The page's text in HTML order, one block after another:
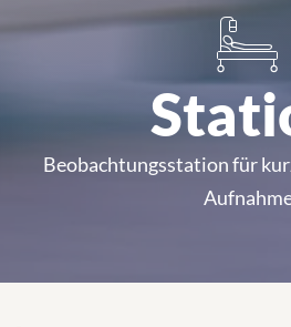
Beobachtungsstation für